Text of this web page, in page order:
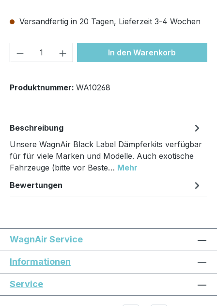
Versandfertig in 20 Tagen, Lieferzeit 3-4 Wochen
Produkt Anzahl: Gib denIn den Warenkorb
Produktnummer: WA10268
Beschreibung
Unsere WagnAir Black Label Dämpferkits verfügbar
für für viele Marken und Modelle. Auch exotische
Fahrzeuge (bitte vor Beste… Mehr
Bewertungen
WagnAir Service
Informationen
Service